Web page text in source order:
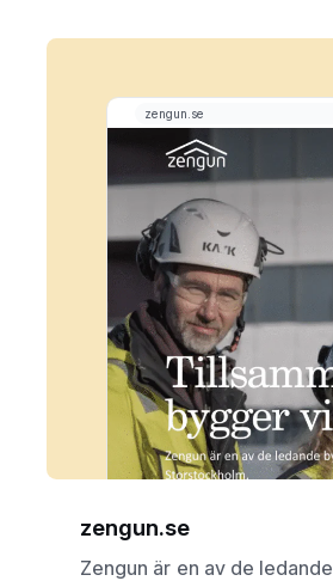
zengun.se
Zengun är en av de ledande